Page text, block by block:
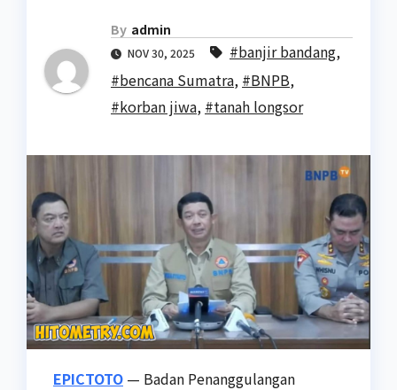
By admin
NOV 30, 2025 #banjir bandang,
#bencana Sumatra, #BNPB,
#korban jiwa, #tanah longsor
EPICTOTO — Badan Penanggulangan